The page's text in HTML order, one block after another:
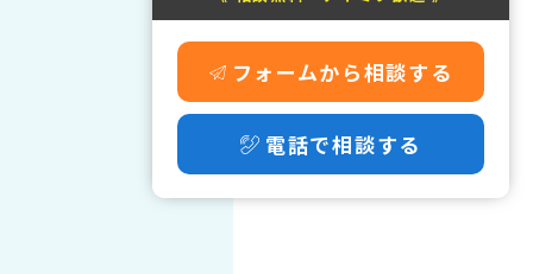
フォームから相談する
電話で相談する